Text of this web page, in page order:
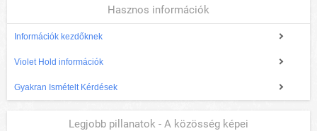
Hasznos információk
Információk kezdőknek
Violet Hold információk
Gyakran Ismételt Kérdések
Legjobb pillanatok - A közösség képei